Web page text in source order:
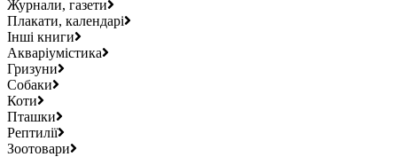
Журнали, газети
Плакати, календарі
Інші книги
Акваріумістика
Гризуни
Собаки
Коти
Пташки
Рептилії
Зоотовари